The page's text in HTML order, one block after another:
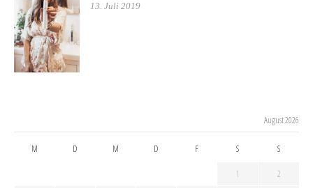
13. Juli 2019
August 2026
M D M D F S S
1
2